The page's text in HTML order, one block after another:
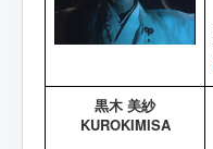
黒木 美紗
KUROKIMISA